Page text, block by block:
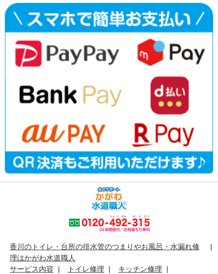
香川のトイレ・台所の排水管のつまりやお風呂・水漏れ修
理はかがわ水道職人
サービス内容
トイレ修理
キッチン修理